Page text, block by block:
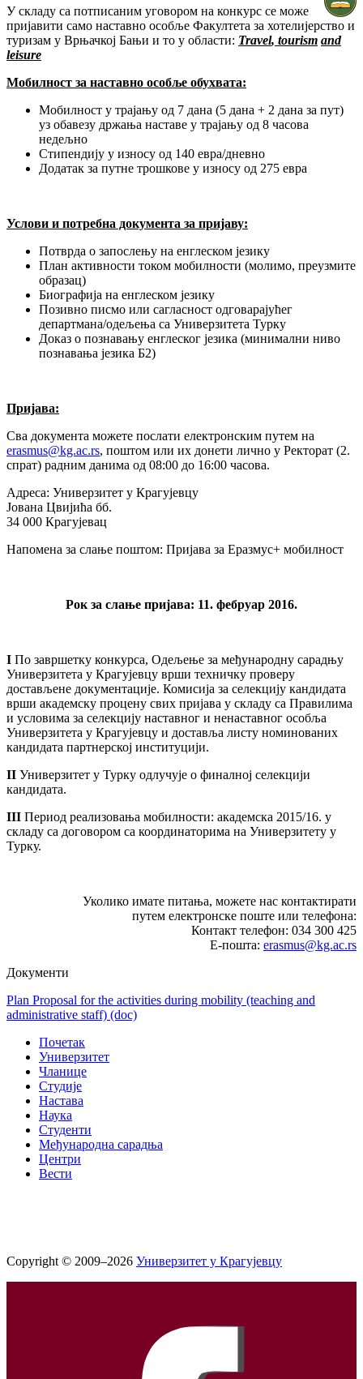
У складу са потписаним уговором на конкурс се може
пријавити само наставно особље Факултета за хотелијерство и
туризам у Врњачкој Бањи и то у области: Travel, tourism and
leisure
Мобилност за наставно особље обухвата:
Мобилност у трајању од 7 дана (5 дана + 2 дана за пут)
уз обавезу држања наставе у трајању од 8 часова
недељно
Стипендију у износу од 140 евра/дневно
Додатак за путне трошкове у износу од 275 евра
Услови и потребна документа за пријаву:
Потврда о запослењу на енглеском језику
План активности током мобилности (молимо, преузмите
образац)
Биографија на енглеском језику
Позивно писмо или сагласност одговарајућег
департмана/одељења са Универзитета Турку
Доказ о познавању енглеског језика (минимални ниво
познавања језика Б2)
Пријава:
Сва документа можете послати електронским путем на
erasmus@kg.ac.rs, поштом или их донети лично у Ректорат (2.
спрат) радним данима од 08:00 до 16:00 часова.
Адреса: Универзитет у Крагујевцу
Јована Цвијића бб.
34 000 Крагујевац
Напомена за слање поштом: Пријава за Еразмус+ мобилност
Рок за слање пријава: 11. фебруар 2016.
I По завршетку конкурса, Одељење за међународну сарадњу
Универзитета у Крагујевцу врши техничку проверу
достављене документације. Комисија за селекцију кандидата
врши академску процену свих пријава у складу са Правилима
и условима за селекцију наставног и ненаставног особља
Универзитета у Крагујевцу и доставља листу номинованих
кандидата партнерској институцији.
II Универзитет у Турку одлучује о финалној селекцији
кандидата.
III Период реализовања мобилности: академска 2015/16. у
складу са договором са координаторима на Универзитету у
Турку.
Уколико имате питања, можете нас контактирати
путем електронске поште или телефона:
Контакт телефон: 034 300 425
Е-пошта: erasmus@kg.ac.rs
Документи
Plan Proposal for the activities during mobility (teaching and
administrative staff) (doc)
Почетак
Универзитет
Чланице
Студије
Настава
Наука
Студенти
Међународна сарадња
Центри
Вести
Copyright © 2009–2026 Универзитет у Крагујевцу